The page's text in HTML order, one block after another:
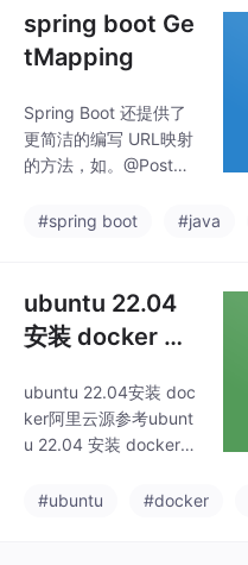
spring boot Ge
tMapping
Spring Boot 还提供了
更简洁的编写 URL映射
的方法，如。@PostMa
求。@DeleteMappin
请求。@GetMapping
(“)，它等价于。@PutM
apping：处理修改请
的写法。
#spring boot #java
ubuntu 22.04
安装 docker 阿
ubuntu 22.04安装 doc
ker阿里云源参考ubunt
u 22.04 安装 docker
装）安装docker在 Ubu
#ubuntu #docker